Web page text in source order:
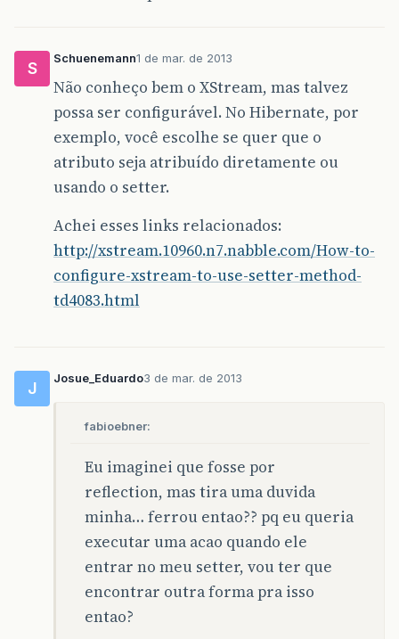
S
Schuenemann1 de mar. de 2013
Não conheço bem o XStream, mas talvez
possa ser configurável. No Hibernate, por
exemplo, você escolhe se quer que o
atributo seja atribuído diretamente ou
usando o setter.
Achei esses links relacionados:
http://xstream.10960.n7.nabble.com/How-to-
configure-xstream-to-use-setter-method-
td4083.html
J
Josue_Eduardo3 de mar. de 2013
fabioebner:
Eu imaginei que fosse por
reflection, mas tira uma duvida
minha… ferrou entao?? pq eu queria
executar uma acao quando ele
entrar no meu setter, vou ter que
encontrar outra forma pra isso
entao?